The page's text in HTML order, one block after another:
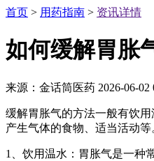
首页 > 用药指南 > 资讯详情
如何缓解胃胀
来源：金话筒医药 2026-06-02
缓解胃胀气的方法一般有饮
产生气体的食物、适当活动等
1、饮用温水：胃胀气是一种